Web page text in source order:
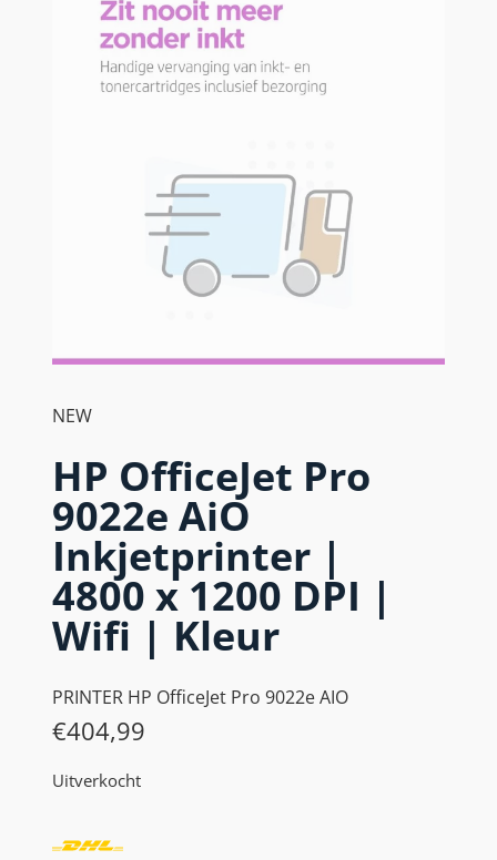
NEW
HP OfficeJet Pro
9022e AiO
Inkjetprinter |
4800 x 1200 DPI |
Wifi | Kleur
PRINTER HP OfficeJet Pro 9022e AIO
€404,99
Uitverkocht